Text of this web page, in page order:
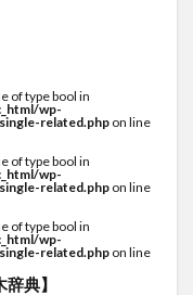
of type bool in
wp-
related.php on line
of type bool in
wp-
related.php on line
of type bool in
wp-
related.php on line
辞典】